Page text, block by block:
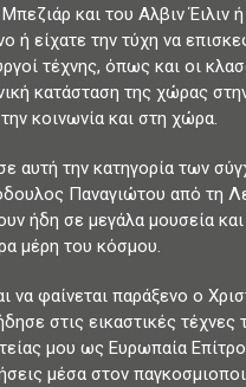
και του Αλβιν Έιλιν
ή είχατε την τύχη να
τέχνης, όπως και οι
κατάσταση της χώρας
κοινωνία και στη χώρα.
αυτή την κατηγορία των
Παναγιώτου από τη
ήδη σε μεγάλα μουσεία
μέρη του κόσμου.
να φαίνεται παράξενο ο
στις εικαστικές
μου ως Ευρωπαία
μέσα στον